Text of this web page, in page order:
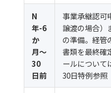
N
年-6
か
月〜
30
日前
事業承継認可
譲渡の場合）
の準備。経管
書類を最終確
ールについて
30日特例参照